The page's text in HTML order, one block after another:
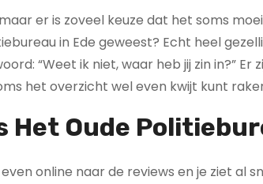
er is zoveel keuze dat het soms
in Ede geweest? Echt heel
“Weet ik niet, waar heb jij zin in?” Er
het overzicht wel even kwijt kunt
Oude
online naar de reviews en je ziet al